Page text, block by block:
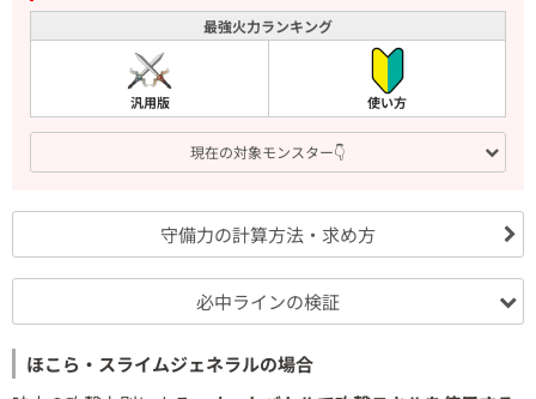
最強火力ランキング
汎用版 使い方
現在の対象モンスター👇
守備力の計算方法・求め方
必中ラインの検証
ほこら・スライムジェネラルの場合